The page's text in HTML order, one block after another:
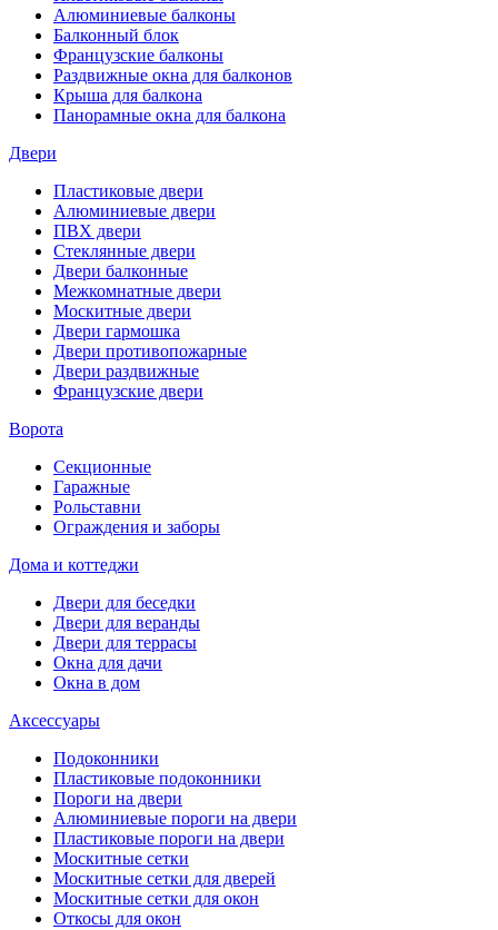
Алюминиевые балконы
Балконный блок
Французские балконы
Раздвижные окна для балконов
Крыша для балкона
Панорамные окна для балкона
Двери
Пластиковые двери
Алюминиевые двери
ПВХ двери
Стеклянные двери
Двери балконные
Межкомнатные двери
Москитные двери
Двери гармошка
Двери противопожарные
Двери раздвижные
Французские двери
Ворота
Секционные
Гаражные
Рольставни
Ограждения и заборы
Дома и коттеджи
Двери для беседки
Двери для веранды
Двери для террасы
Окна для дачи
Окна в дом
Аксессуары
Подоконники
Пластиковые подоконники
Пороги на двери
Алюминиевые пороги на двери
Пластиковые пороги на двери
Москитные сетки
Москитные сетки для дверей
Москитные сетки для окон
Откосы для окон